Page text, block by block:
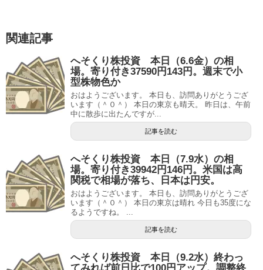
関連記事
へそくり株投資 本日（6.6金）の相
場。寄り付き37590円143円。週末で小
型株物色か
おはようございます。 本日も、訪問ありがとうござ
います（＾０＾） 本日の東京も晴天。 昨日は、午前
中に散歩に出たんですが...
記事を読む
へそくり株投資 本日（7.9水）の相
場。寄り付き39942円146円。米国は高
関税で相場が落ち、日本は円安。
おはようございます。 本日も、訪問ありがとうござ
います（＾０＾） 本日の東京は晴れ 今日も35度にな
るようですね。 ...
記事を読む
へそくり株投資 本日（9.2水）終わっ